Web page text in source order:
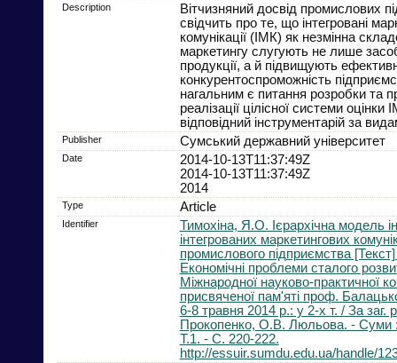
Description
Вітчизняний досвід промислових
свідчить про те, що інтегровані
комунікації (ІМК) як незмінна
маркетингу слугують не лише
продукції, а й підвищують
конкурентоспроможність
нагальним є питання розробки та
реалізації цілісної системи оцінки
відповідний інструментарій за
Publisher Сумський державний університет
Date
2014-10-13T11:37:49Z
2014-10-13T11:37:49Z
2014
Type Article
Identifier
Тимохіна, Я.О. Ієрархічна модель
інтегрованих маркетингових
промислового підприємства
Економічні проблеми сталого
Міжнародної науково-практичної
присвяченої пам'яті проф.
6-8 травня 2014 р.: у 2-х т. / За заг.
Прокопенко, О.В. Люльова. - Суми
Т.1. - С. 220-222.
http://essuir.sumdu.edu.ua/handle/